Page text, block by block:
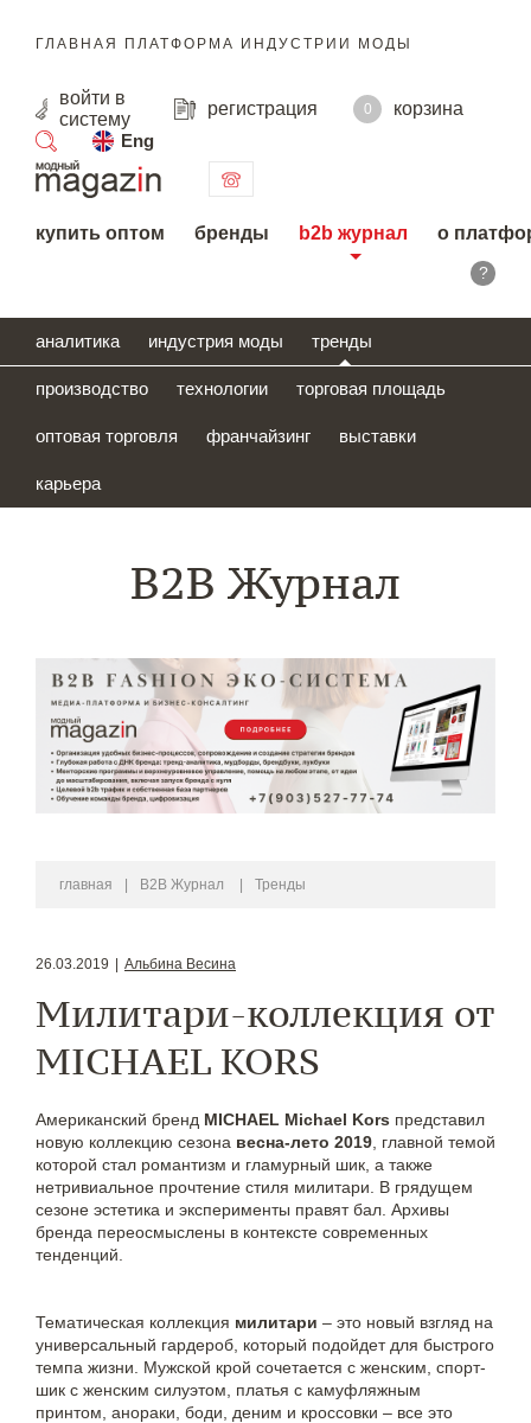
ГЛАВНАЯ ПЛАТФОРМА ИНДУСТРИИ МОДЫ
войти в
систему
регистрация 0
корзина
Eng
поиск
купить оптом бренды b2b журнал о
?
аналитика индустрия моды тренды
производство технологии торговая площадь
оптовая торговля франчайзинг выставки
карьера
B2B Журнал
главная B2B Журнал Тренды
26.03.2019 Альбина Весина
Милитари-коллекция от
MICHAEL KORS
Американский бренд MICHAEL Michael Kors представил
новую коллекцию сезона весна-лето 2019 , главной темой
которой стал романтизм и гламурный шик, а также
нетривиальное прочтение стиля милитари. В грядущем
сезоне эстетика и эксперименты правят бал. Архивы
бренда переосмыслены в контексте современных
тенденций.
Тематическая коллекция милитари – это новый взгляд на
универсальный гардероб, который подойдет для быстрого
темпа жизни. Мужской крой сочетается с женским, спорт-
шик с женским силуэтом, платья с камуфляжным
принтом, анораки, боди, деним и кроссовки – все это